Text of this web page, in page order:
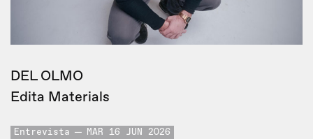
DEL OLMO
Edita Materials
Entrevista MAR 16 JUN 2026